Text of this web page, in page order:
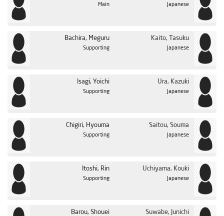
Main Japanese
Bachira, Meguru
Supporting
Kaito, Tasuku
Japanese
Isagi, Yoichi
Supporting
Ura, Kazuki
Japanese
Chigiri, Hyouma
Supporting
Saitou, Souma
Japanese
Itoshi, Rin
Supporting
Uchiyama, Kouki
Japanese
Barou, Shouei Suwabe, Junichi